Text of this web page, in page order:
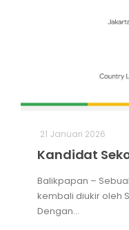
21 Januari 2026
Kandidat
Balikpapan –
kembali diukir oleh
Dengan...